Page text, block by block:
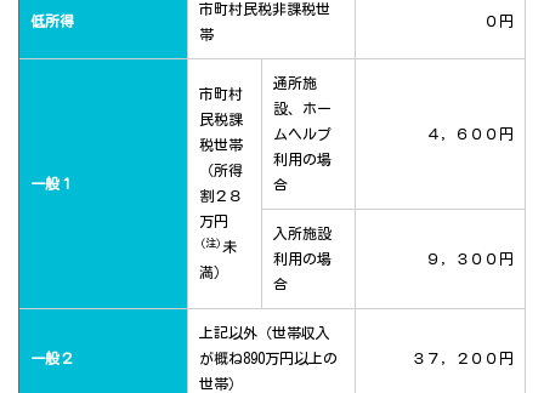
低所得
市町村民税非課税世
帯
０円
一般１
市町村
民税課
税世帯
（所得
割２８
万円
(注) 未
満）
通所施
設、ホー
ムヘルプ
利用の場
合
４，６００円
入所施設
利用の場
合
９，３００円
一般２
上記以外（世帯収入
が概ね890万円以上の
世帯）
３７，２００円